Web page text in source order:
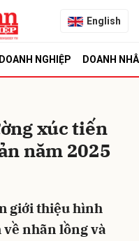
English
DOANH NGHIỆP DOANH
xúc tiến
năm 2025
giới thiệu hình
nhãn lồng và
Hủy